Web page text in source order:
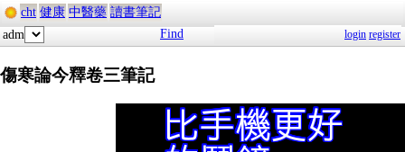
cht 健康 中醫藥 讀書筆記
adm
Find login register
傷寒論今釋卷三筆記